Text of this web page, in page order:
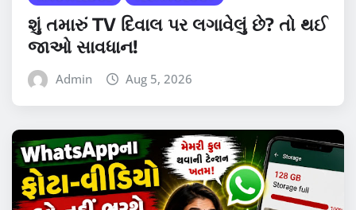
શું તમારું TV દિવાલ પર લગાવેલું છે? તો થઈ
જાઓ સાવધાન!
Admin Aug 5, 2026